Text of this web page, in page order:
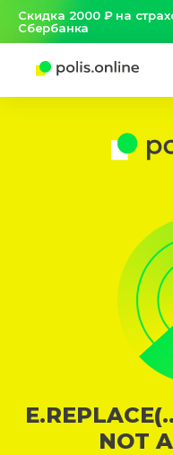
Скидка 2000 ₽ на
Сбербанка
NOT